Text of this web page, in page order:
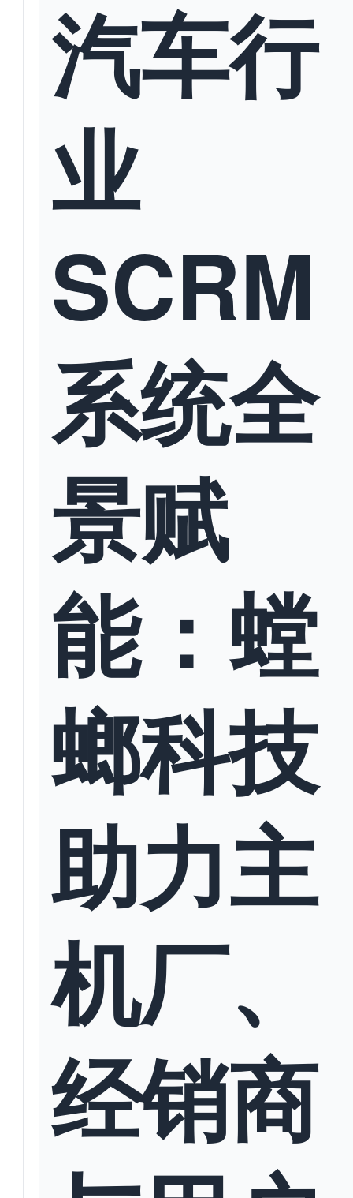
汽车行
业
SCRM
系统全
景赋
能：螳
螂科技
助力主
机厂、
经销商